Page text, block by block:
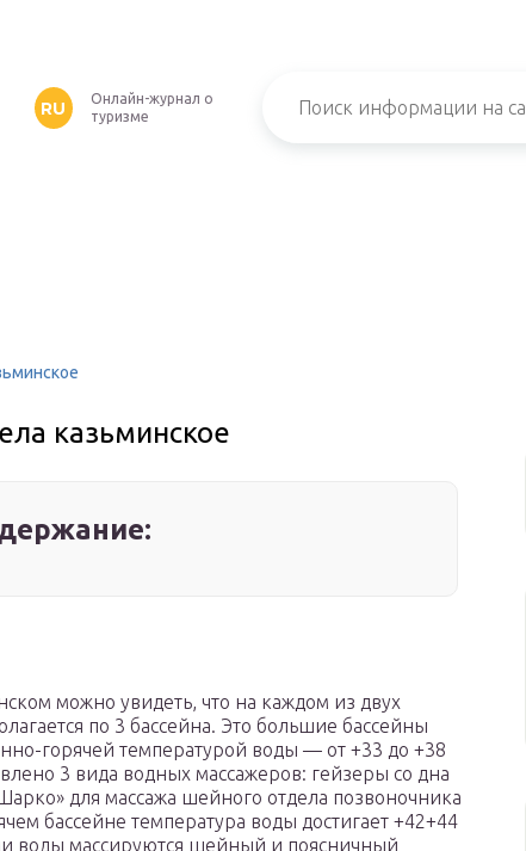
RU
Онлайн-журнал о
туризме
казьминское
можно увидеть, что на каждом из двух
по 3 бассейна. Это большие бассейны
горячей температурой воды — от +33 до +38
3 вида водных массажеров: гейзеры со дна
для массажа шейного отдела позвоночника
бассейне температура воды достигает +42+44
воды массируются шейный и поясничный